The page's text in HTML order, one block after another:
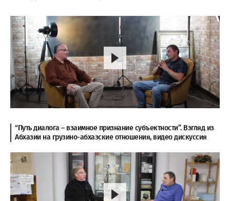
“Путь диалога – взаимное признание субъектности”. Взгляд из
Абхазии на грузино-абхазские отношения, видео дискуссия